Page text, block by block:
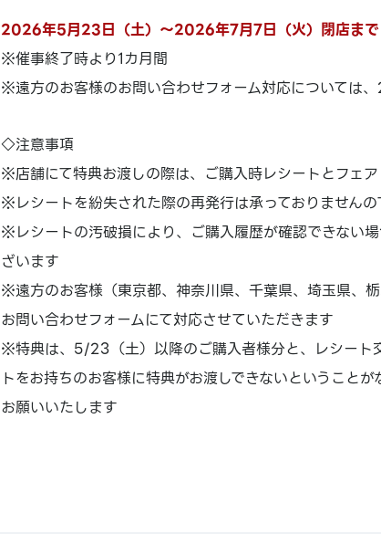
2026年5月23日（土）～2026年7月7日（火）閉店まで
※催事終了時より1カ月間
※遠方のお客様のお問い合わせフォーム対応について
◇注意事項
※店舗にて特典お渡しの際は、ご購入時レシートとフェ
※レシートを紛失された際の再発行は承っておりません
※レシートの汚破損により、ご購入履歴が確認できない
ざいます
※遠方のお客様（東京都、神奈川県、千葉県、埼玉県、
お問い合わせフォームにて対応させていただきます
※特典は、5/23（土）以降のご購入者様分と、レシート
トをお持ちのお客様に特典がお渡しできないということ
お願いいたします